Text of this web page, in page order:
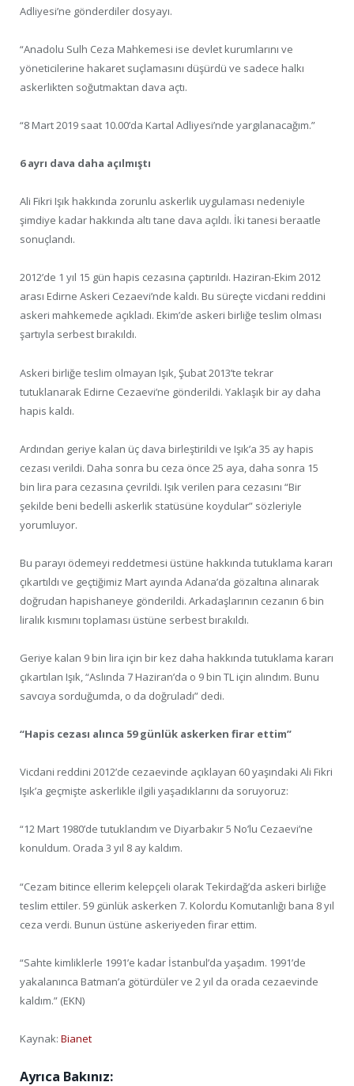
Adliyesi’ne gönderdiler dosyayı.
“Anadolu Sulh Ceza Mahkemesi ise devlet kurumlarını ve
yöneticilerine hakaret suçlamasını düşürdü ve sadece halkı
askerlikten soğutmaktan dava açtı.
“8 Mart 2019 saat 10.00’da Kartal Adliyesi’nde yargılanacağım.”
6 ayrı dava daha açılmıştı
Ali Fikri Işık hakkında zorunlu askerlik uygulaması nedeniyle
şimdiye kadar hakkında altı tane dava açıldı. İki tanesi beraatle
sonuçlandı.
2012’de 1 yıl 15 gün hapis cezasına çaptırıldı. Haziran-Ekim 2012
arası Edirne Askeri Cezaevi’nde kaldı. Bu süreçte vicdani reddini
askeri mahkemede açıkladı. Ekim’de askeri birliğe teslim olması
şartıyla serbest bırakıldı.
Askeri birliğe teslim olmayan Işık, Şubat 2013’te tekrar
tutuklanarak Edirne Cezaevi’ne gönderildi. Yaklaşık bir ay daha
hapis kaldı.
Ardından geriye kalan üç dava birleştirildi ve Işık’a 35 ay hapis
cezası verildi. Daha sonra bu ceza önce 25 aya, daha sonra 15
bin lira para cezasına çevrildi. Işık verilen para cezasını “Bir
şekilde beni bedelli askerlik statüsüne koydular” sözleriyle
yorumluyor.
Bu parayı ödemeyi reddetmesi üstüne hakkında tutuklama kararı
çıkartıldı ve geçtiğimiz Mart ayında Adana’da gözaltına alınarak
doğrudan hapishaneye gönderildi. Arkadaşlarının cezanın 6 bin
liralık kısmını toplaması üstüne serbest bırakıldı.
Geriye kalan 9 bin lira için bir kez daha hakkında tutuklama kararı
çıkartılan Işık, “Aslında 7 Haziran’da o 9 bin TL için alındım. Bunu
savcıya sorduğumda, o da doğruladı” dedi.
“Hapis cezası alınca 59 günlük askerken firar ettim”
Vicdani reddini 2012’de cezaevinde açıklayan 60 yaşındaki Ali Fikri
Işık’a geçmişte askerlikle ilgili yaşadıklarını da soruyoruz:
“12 Mart 1980’de tutuklandım ve Diyarbakır 5 No’lu Cezaevi’ne
konuldum. Orada 3 yıl 8 ay kaldım.
“Cezam bitince ellerim kelepçeli olarak Tekirdağ’da askeri birliğe
teslim ettiler. 59 günlük askerken 7. Kolordu Komutanlığı bana 8 yıl
ceza verdi. Bunun üstüne askeriyeden firar ettim.
“Sahte kimliklerle 1991’e kadar İstanbul’da yaşadım. 1991’de
yakalanınca Batman’a götürdüler ve 2 yıl da orada cezaevinde
kaldım.” (EKN)
Kaynak: Bianet
Ayrıca Bakınız: